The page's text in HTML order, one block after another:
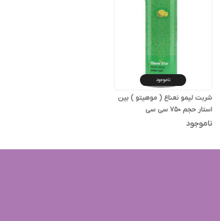
ناموجود
شربت لیمو نعناع ( موهیتو ) بین
استار حجم 750 سی سی
ناموجود